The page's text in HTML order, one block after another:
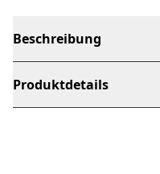
Beschreibung
Produktdetails